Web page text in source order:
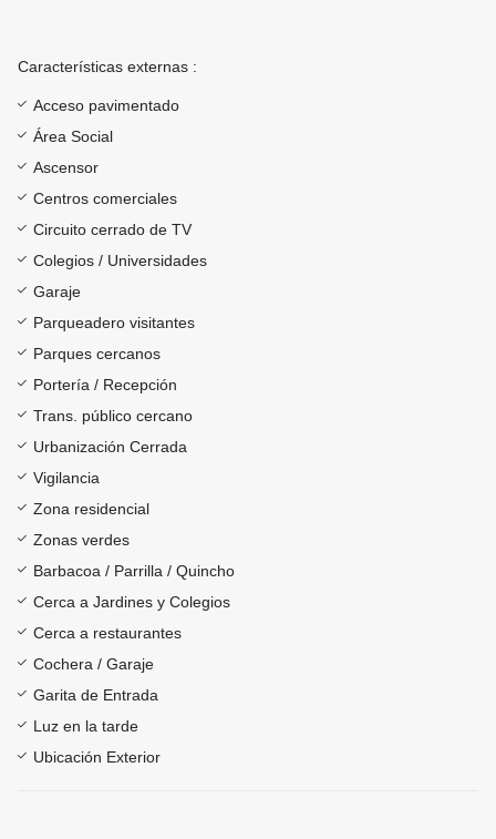
Características externas :
Acceso pavimentado
Área Social
Ascensor
Centros comerciales
Circuito cerrado de TV
Colegios / Universidades
Garaje
Parqueadero visitantes
Parques cercanos
Portería / Recepción
Trans. público cercano
Urbanización Cerrada
Vigilancia
Zona residencial
Zonas verdes
Barbacoa / Parrilla / Quincho
Cerca a Jardines y Colegios
Cerca a restaurantes
Cochera / Garaje
Garita de Entrada
Luz en la tarde
Ubicación Exterior